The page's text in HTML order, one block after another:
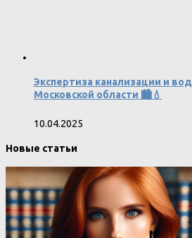
Экспертиза канализации и
Московской области 🏙️💧
10.04.2025
Новые статьи